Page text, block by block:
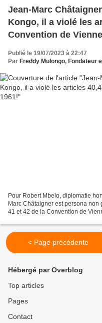
Jean-Marc
Kongo, il a violé les
Convention de
Publié le 19/07/2023 à 22:47
Par Freddy Mulongo, Fondateur et
Pour Robert Mbelo, diplomatie
Marc Châtaigner est persona non
41 et 42 de la Convention de
< Page précédente
Hébergé par Overblog
Top articles
Pages
Contact